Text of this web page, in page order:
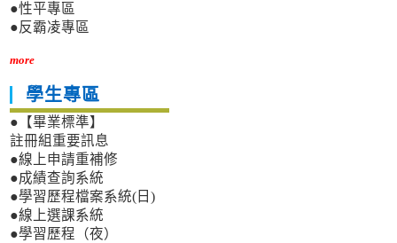
●性平專區
●反霸凌專區
more
學生專區
●【畢業標準】
註冊組重要訊息
●線上申請重補修
●成績查詢系統
●學習歷程檔案系統(日)
●線上選課系統
●學習歷程（夜）